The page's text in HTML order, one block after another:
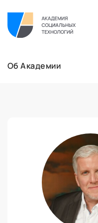
Об Академии
Найти
Об
Бизнесу
Заказы
Ваши
Основное